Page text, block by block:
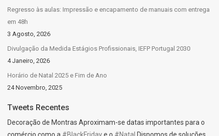
Regresso às aulas: Impressão e encapamento de manuais com entrega
em 48h
3 Agosto, 2026
Divulgação da Medida Estágios Profissionais, IEFP Portugal 2030
4 Janeiro, 2026
Horário de Natal 2025 e Fim de Ano
24 Novembro, 2025
Tweets Recentes
Decoração de Montras Aproximam-se datas importantes para o